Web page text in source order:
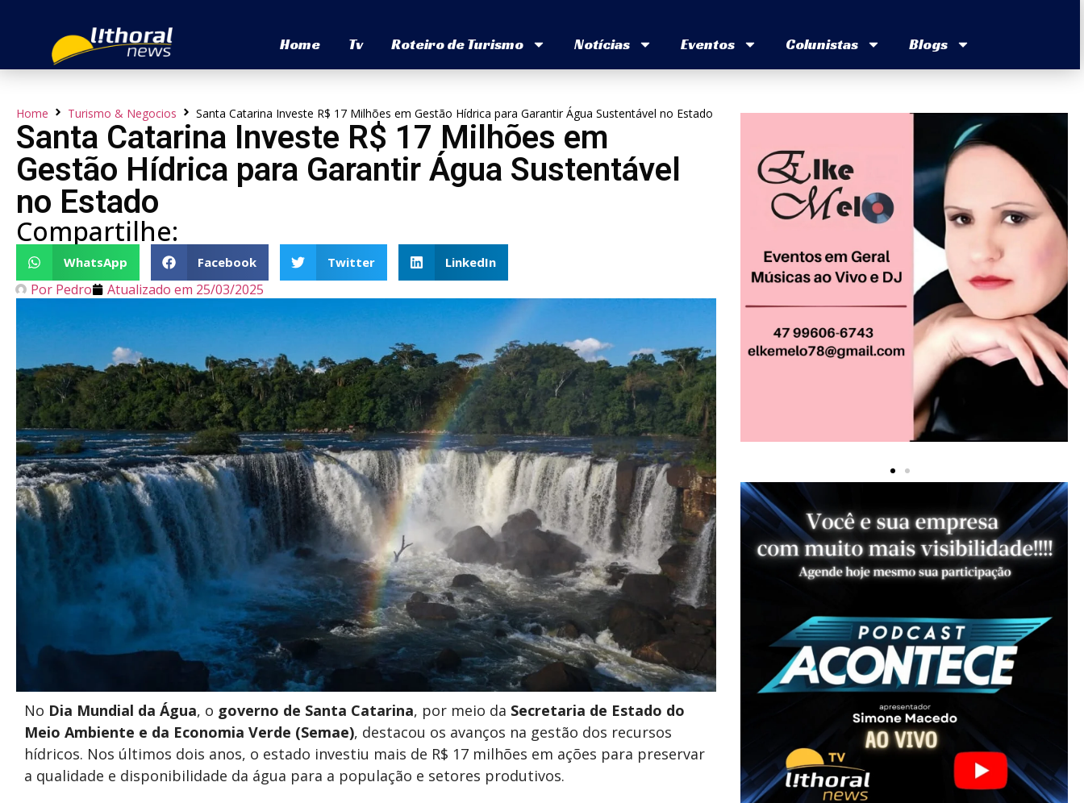
Home Tv Roteiro de Turismo Notícias Eventos Colunistas Blogs
Home Turismo & Negocios Santa Catarina Investe R$ 17 Milhões em Gestão Hídrica para Garantir Água Sustentável no Estado
Santa Catarina Investe R$ 17 Milhões em
Gestão Hídrica para Garantir Água Sustentável
no Estado
Compartilhe:
WhatsApp Facebook Twitter LinkedIn
Por Pedro Atualizado em 25/03/2025
No Dia Mundial da Água, o governo de Santa Catarina, por meio da Secretaria de Estado do
Meio Ambiente e da Economia Verde (Semae), destacou os avanços na gestão dos recursos
hídricos. Nos últimos dois anos, o estado investiu mais de R$ 17 milhões em ações para preservar
a qualidade e disponibilidade da água para a população e setores produtivos.